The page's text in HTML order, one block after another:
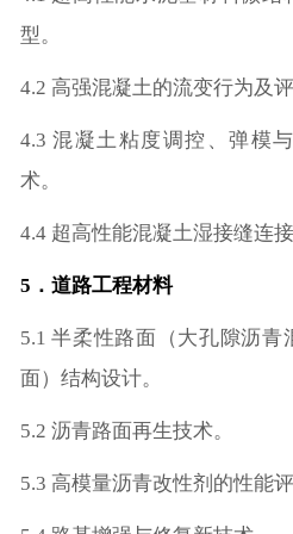
型。
4.2 高强混凝土的流变行为及评
4.3 混凝土粘度调控、弹模
术。
4.4 超高性能混凝土湿接缝连
5．道路工程材料
5.1 半柔性路面（大孔隙沥
面）结构设计。
5.2 沥青路面再生技术。
5.3 高模量沥青改性剂的性能